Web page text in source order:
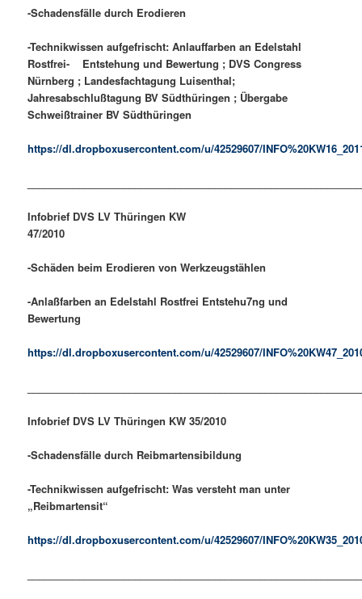
-Schadensfälle durch Erodieren
-Technikwissen aufgefrischt: Anlauffarben an Edelstahl
Rostfrei- Entstehung und Bewertung ; DVS Congress
Nürnberg ; Landesfachtagung Luisenthal;
Jahresabschlußtagung BV Südthüringen ; Übergabe
Schweißtrainer BV Südthüringen
https://dl.dropboxusercontent.com/u/42529607/
Infobrief DVS LV Thüringen KW
47/2010
-Schäden beim Erodieren von Werkzeugstählen
-Anlaßfarben an Edelstahl Rostfrei Entstehu7ng und
Bewertung
https://dl.dropboxusercontent.com/u/42529607/
Infobrief DVS LV Thüringen KW 35/2010
-Schadensfälle durch Reibmartensibildung
-Technikwissen aufgefrischt: Was versteht man unter
„Reibmartensit“
https://dl.dropboxusercontent.com/u/42529607/